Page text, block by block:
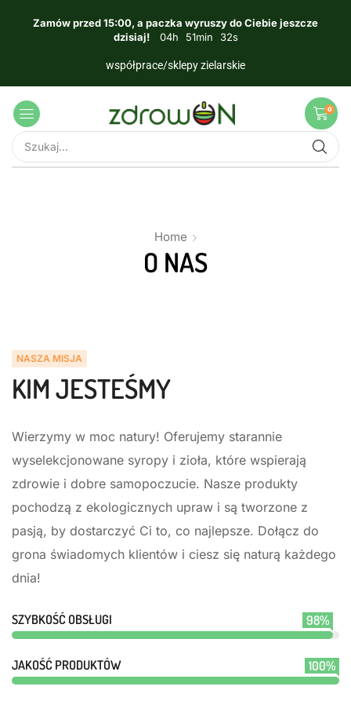
Zamów przed 15:00, a paczka wyruszy do Ciebie jeszcze
dzisiaj!
04h 51min 31s
współprace/sklepy zielarskie
0
Home
O NAS
NASZA MISJA
KIM JESTEŚMY
Wierzymy w moc natury! Oferujemy starannie
wyselekcjonowane syropy i zioła, które wspierają
zdrowie i dobre samopoczucie. Nasze produkty
pochodzą z ekologicznych upraw i są tworzone z
pasją, by dostarczyć Ci to, co najlepsze. Dołącz do
grona świadomych klientów i ciesz się naturą każdego
dnia!
SZYBKOŚĆ OBSŁUGI 98%
JAKOŚĆ PRODUKTÓW 100%